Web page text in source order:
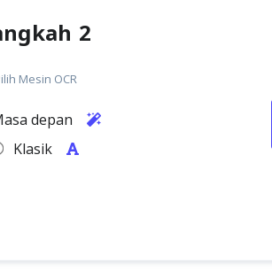
2
Mesin OCR
depan
Klasik